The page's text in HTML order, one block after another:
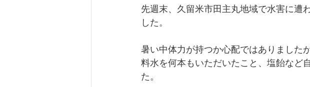
先週末、久留米市田主丸地域で水害に遭
した。
暑い中体力が持つか心配ではありました
料水を何本もいただいたこと、塩飴など
た。